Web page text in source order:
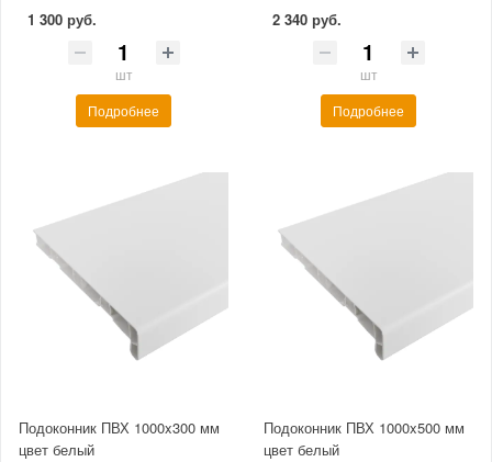
1 300 руб.
шт
Подробнее
2 340 руб.
шт
Подробнее
Подоконник ПВХ 1000x300 мм
цвет белый
Подоконник ПВХ 1000x500 мм
цвет белый